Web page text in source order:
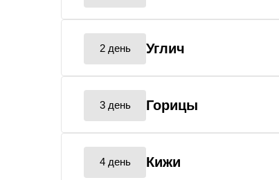
2 день Углич
3 день Горицы
4 день Кижи